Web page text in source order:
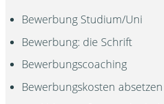
Bewerbung Studium/Uni
Bewerbung: die Schrift
Bewerbungscoaching
Bewerbungskosten absetzen